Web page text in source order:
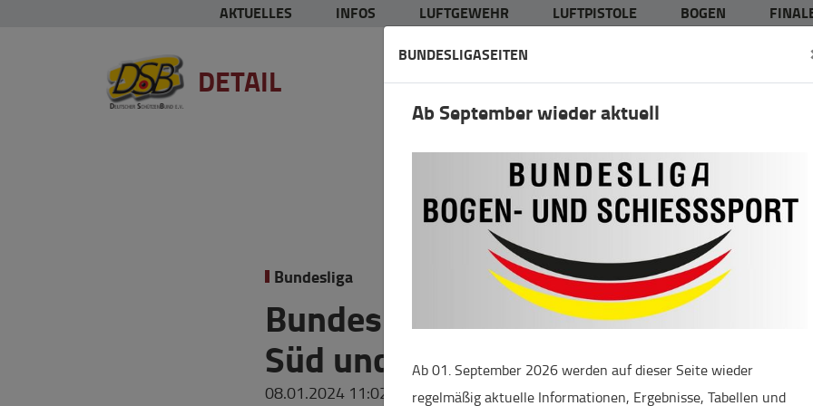
AKTUELLES INFOS LUFTGEWEHR LUFTPISTOLE BOGEN
DETAIL
Bundesliga
Bundesliga Bogen: Hochklassiger
Süd und Nord
08.01.2024 11:02
BUNDESLIGASEITEN
Ab September wieder aktuell
Ab 01. September 2026 werden auf dieser Seite wieder
regelmäßig aktuelle Informationen, Ergebnisse, Tabellen und